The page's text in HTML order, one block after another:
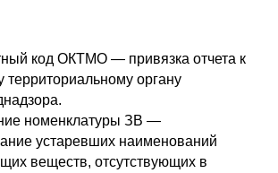
код ОКТМО — привязка отчета к
территориальному органу
номенклатуры ЗВ —
устаревших наименований
веществ, отсутствующих в